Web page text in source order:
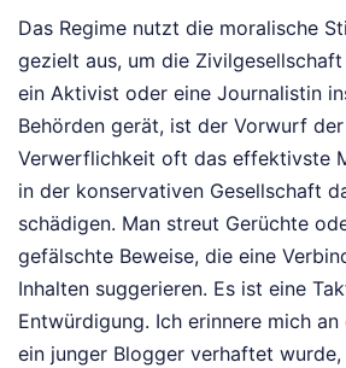
Das Regime nutzt die moralische
gezielt aus, um die
ein Aktivist oder eine Journalistin
Behörden gerät, ist der Vorwurf
Verwerflichkeit oft das effektivste
in der konservativen Gesellschaft
schädigen. Man streut Gerüchte
gefälschte Beweise, die eine
Inhalten suggerieren. Es ist eine
Entwürdigung. Ich erinnere mich an
ein junger Blogger verhaftet